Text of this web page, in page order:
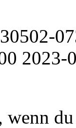
2023-